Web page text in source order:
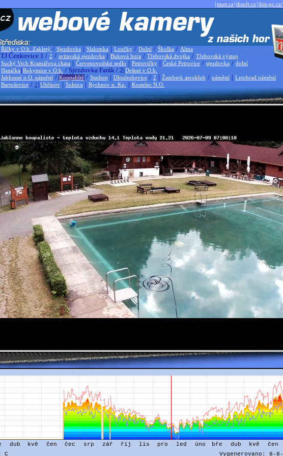
|ttnet.cz|thsoft.cz|ibis-pc.cz/
Říčky v O.h. Zakletý / Sjezdovka | Slalomka | Loučky / Dolní / Školka / Alma
TJ Čenkovice 1 / 2 / svitavská sjezdovka | Buková hora / Třebovská dvojka / Třebovská výstup
Suchý Vrch Kramářova chata | Červenovodské sedlo | Petrovičky | České Petrovice / sjezdovka / dolní
Hanička |Rokytnice v O.h. / Sjezdovka Farák / 2|Deštné v O.h.
Jablonné n O. náměstí / Koupaliště / Stadion | Dlouhoňovice / 2 | Žamberk aeroklub / náměstí | Letohrad náměstí
Bartošovice / 2 |Uhřínov | Solnice | Rychnov n. Kn. | Kostelec N.O.